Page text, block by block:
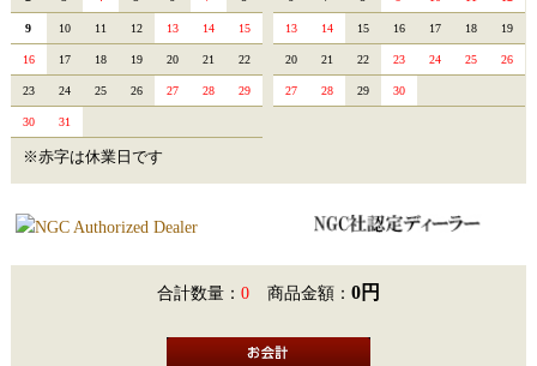
9 10 11 12 13 14 15
16 17 18 19 20 21 22
23 24 25 26 27 28 29
30 31
13 14 15 16 17 18 19
20 21 22 23 24 25 26
27 28 29 30
※赤字は休業日です
合計数量： 0 商品金額： 0円